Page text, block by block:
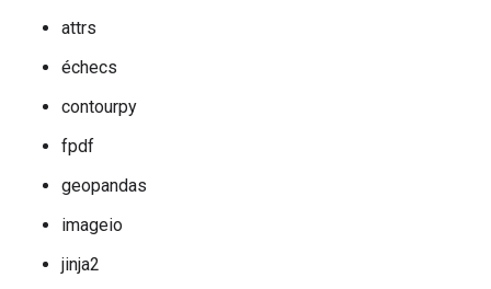
attrs
échecs
contourpy
fpdf
geopandas
imageio
jinja2